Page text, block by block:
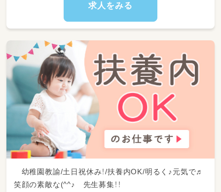
求人をみる
幼稚園教諭/土日祝休み！/扶養内OK/明るく♪元気で♬
笑顔の素敵な(^^♪ 先生募集！！